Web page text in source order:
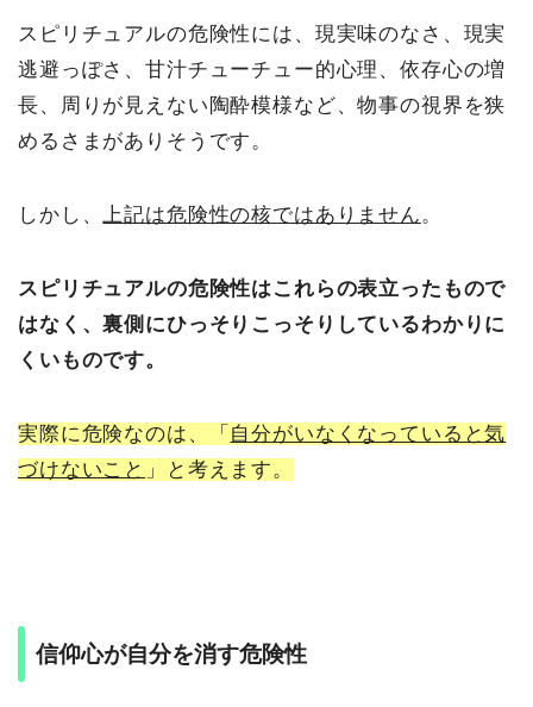
スピリチュアルの危険性には、現実味のなさ、現実
逃避っぽさ、甘汁チューチュー的心理、依存心の増
長、周りが見えない陶酔模様など、物事の視界を狭
めるさまがありそうです。
しかし、上記は危険性の核ではありません。
スピリチュアルの危険性はこれらの表立ったもので
はなく、裏側にひっそりこっそりしているわかりに
くいものです。
実際に危険なのは、「 自分がいなくなっていると気
づけないこと 」と考えます。
信仰心が自分を消す危険性